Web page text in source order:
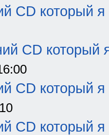
CD который я
CD который
CD который я
CD который я